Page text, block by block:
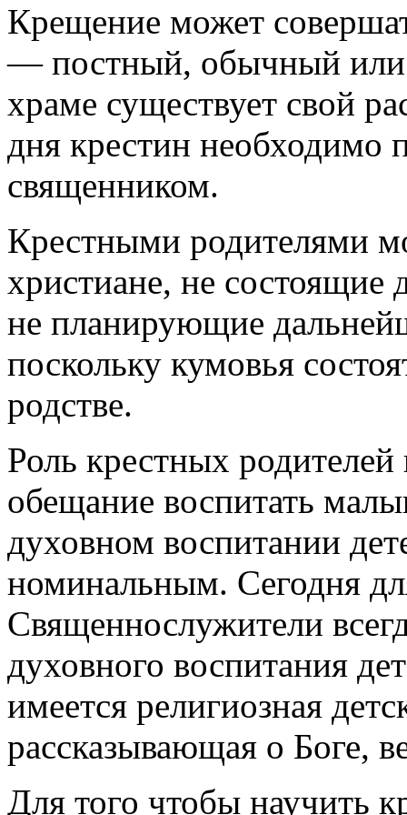
Крещение может
— постный, обычный
храме существует свой
дня крестин необходимо
священником.
Крестными родителями
христиане, не состоящие
не планирующие
поскольку кумовья
родстве.
Роль крестных
обещание воспитать
духовном воспитании
номинальным. Сегодня
Священнослужители
духовного воспитания
имеется религиозная
рассказывающая о Боге,
Для того чтобы научить